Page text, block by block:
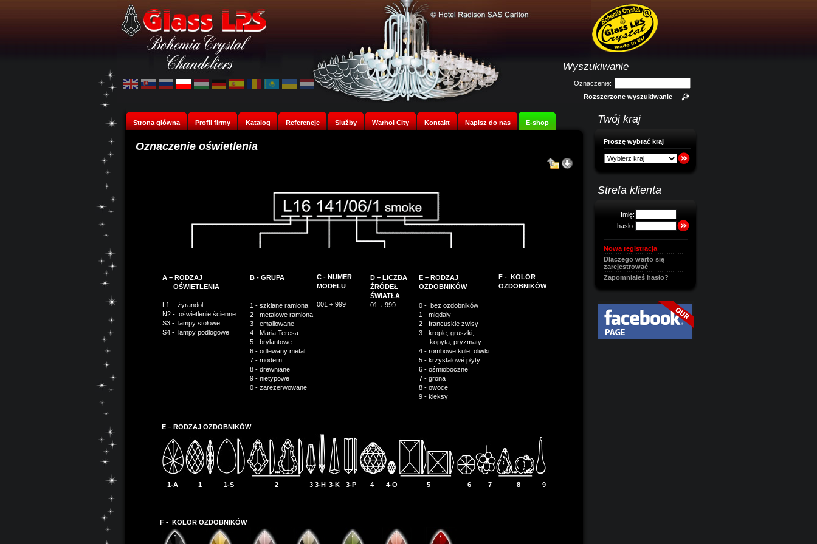
Wyszukiwanie
Oznaczenie:
Rozszerzone wyszukiwanie
Strona główna Profil firmy Katalog Referencje Služby Warhol City Kontakt Napisz do nas E-shop
Oznaczenie oświetlenia
A – RODZAJ
OŚWIETLENIA
L1 - żyrandol
N2 - oświetlenie ścienne
S3 - lampy stołowe
S4 - lampy podłogowe
B - GRUPA
1 - szklane ramiona
2 - metalowe ramiona
3 - emaliowane
4 - Maria Teresa
5 - brylantowe
6 - odlewany metal
7 - modern
8 - drewniane
9 - nietypowe
0 - zarezerwowane
C - NUMER
MODELU
001 ÷ 999
D – LICZBA
ŹRÓDEŁ
ŚWIATŁA
01 ÷ 999
E – RODZAJ
OZDOBNIKÓW
0 - bez ozdobników
1 - migdały
2 - francuskie zwisy
3 - krople, gruszki,
kopyta, pryzmaty
4 - rombowe kule, oliwki
5 - krzystalowé płyty
6 - ośmioboczne
7 - grona
8 - owoce
9 - kleksy
F - KOLOR
OZDOBNIKÓW
E – RODZAJ OZDOBNIKÓW
1-A 1 1-S 2 3 3-H 3-K 3-P 4 4-O 5 6 7 8 9
F - KOLOR OZDOBNIKÓW
Twój kraj
Proszę wybrać kraj
Strefa klienta
Imię:
hasło:
Nowa registracja
Dlaczego warto się
zarejestrować
Zapomniałeś hasło?